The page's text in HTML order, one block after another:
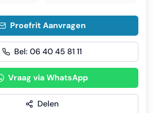
Proefrit Aanvragen
Bel: 06 40 45 81 11
Vraag via WhatsApp
Delen